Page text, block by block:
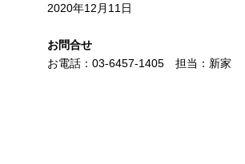
2020年12月11日
お問合せ
お電話：03-6457-1405 担当：新家